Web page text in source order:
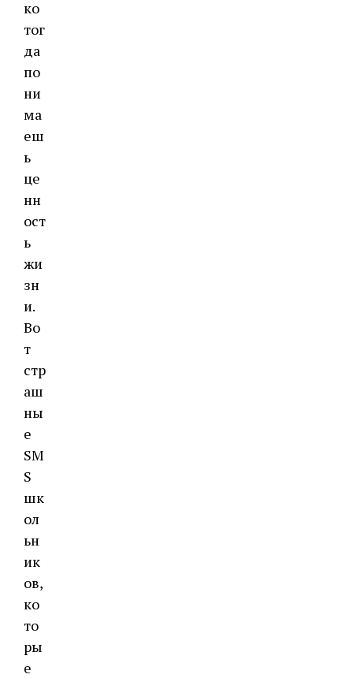
ко
тог
да
по
ни
ма
еш
ь
це
нн
ост
ь
жи
зн
и.
Во
т
стр
аш
ны
е
SM
S
шк
ол
ьн
ик
ов,
ко
то
ры
е